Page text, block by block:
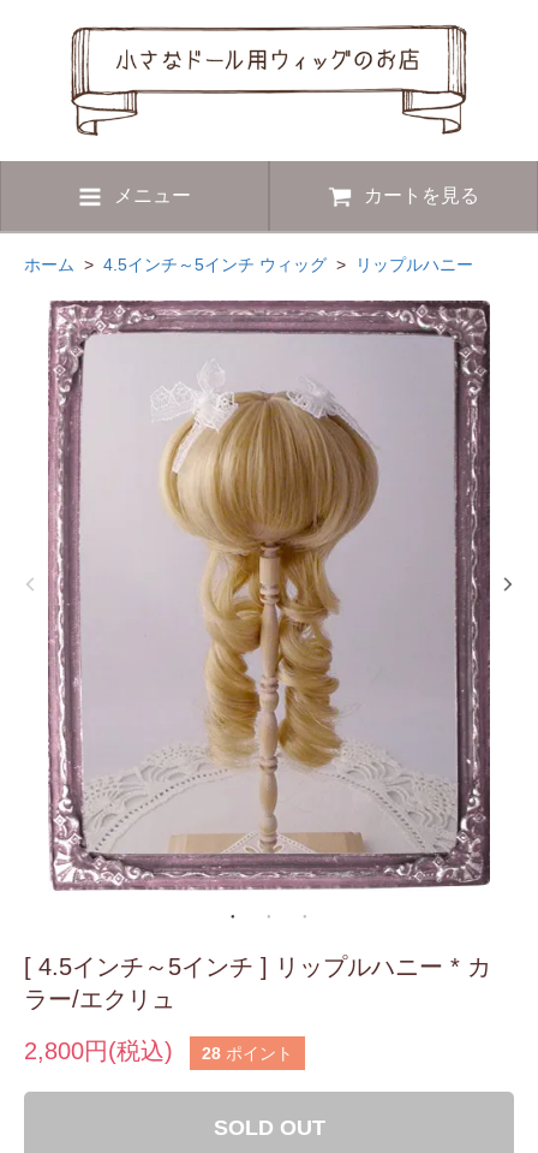
メニュー カートを見る
ホーム > 4.5インチ～5インチ ウィッグ > リップルハニー
[ 4.5インチ～5インチ ] リップルハニー * カ
ラー/エクリュ
2,800円(税込)
28 ポイント
SOLD OUT